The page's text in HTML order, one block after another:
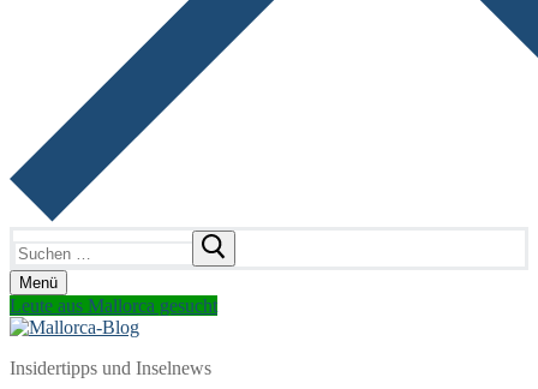
nach:
Menü
Leute aus Mallorca gesucht
Insidertipps und Inselnews